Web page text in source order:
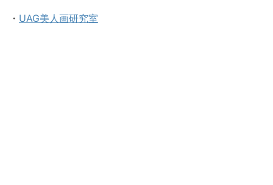
・ UAG美人画研究室